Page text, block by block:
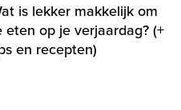
is lekker makkelijk om
eten op je verjaardag? (+
en recepten)